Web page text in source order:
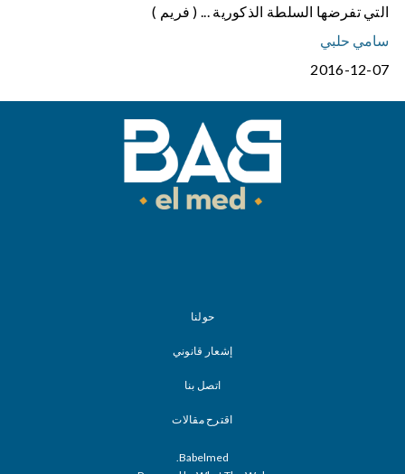
التي تفرضها السلطة الذكورية ... ( فريم )
سامي حلبي
2016-12-07
حولنا
إشعار قانوني
اتصل بنا
اقترح مقالات
Babelmed.